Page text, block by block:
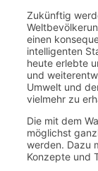
Zukünftig
einen
intelligenten
heute erlebte
und
Umwelt und
vielmehr zu
Die mit dem
möglichst
werden. Dazu
Konzepte und